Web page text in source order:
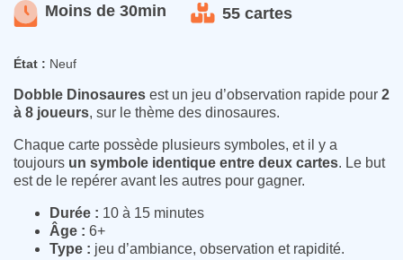
Moins de 30min 55 cartes
État : Neuf
Dobble Dinosaures est un jeu d’observation rapide pour 2
à 8 joueurs, sur le thème des dinosaures.
Chaque carte possède plusieurs symboles, et il y a
toujours un symbole identique entre deux cartes. Le but
est de le repérer avant les autres pour gagner.
Durée : 10 à 15 minutes
Âge : 6+
Type : jeu d’ambiance, observation et rapidité.